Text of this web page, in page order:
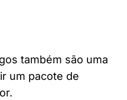
também são uma
um pacote de